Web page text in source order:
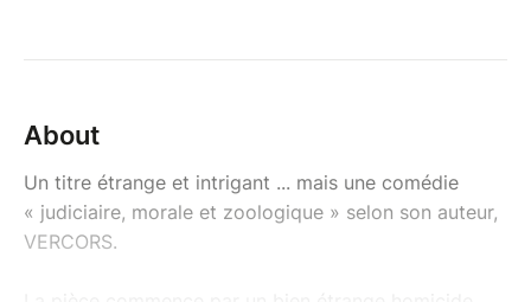
About
Un titre étrange et intrigant ... mais une comédie
« judiciaire, morale et zoologique » selon son auteur,
VERCORS.